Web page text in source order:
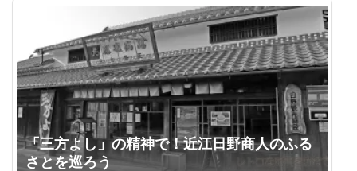
「三方よし」の精神で！近江日野商人のふる
さとを巡ろう